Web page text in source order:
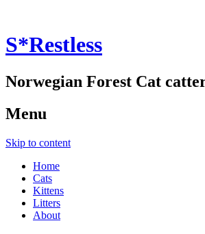
S*Restless
Norwegian Forest Cat
Menu
Skip to content
Home
Cats
Kittens
Litters
About